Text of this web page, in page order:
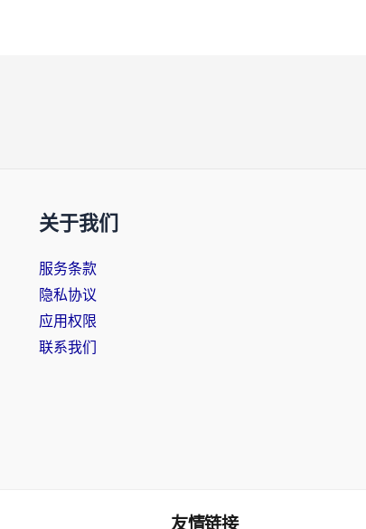
关于我们
服务条款
隐私协议
应用权限
联系我们
友情链接